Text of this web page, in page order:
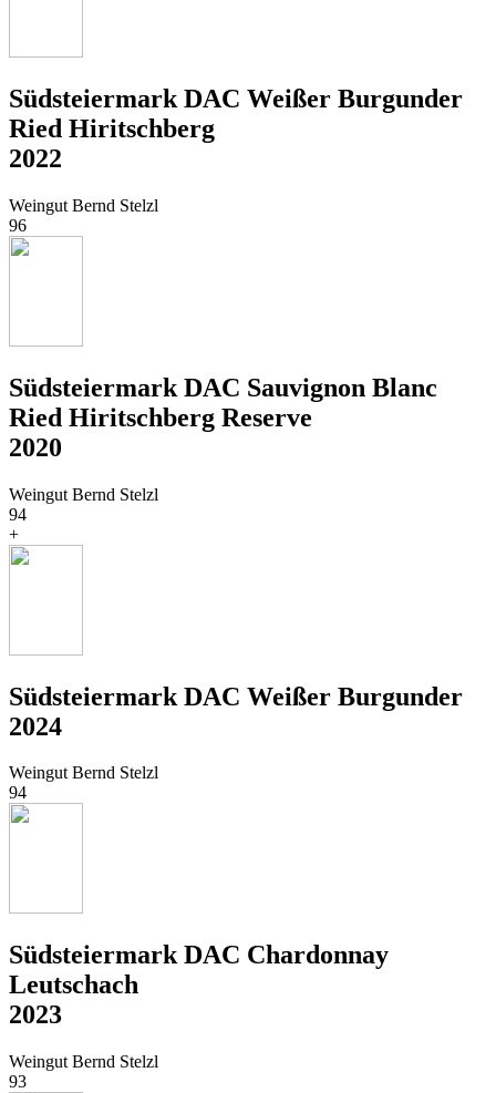
Südsteiermark DAC Weißer Burgunder
Ried Hiritschberg
2022
Weingut Bernd Stelzl
96
Südsteiermark DAC Sauvignon Blanc
Ried Hiritschberg Reserve
2020
Weingut Bernd Stelzl
94
+
Südsteiermark DAC Weißer Burgunder
2024
Weingut Bernd Stelzl
94
Südsteiermark DAC Chardonnay
Leutschach
2023
Weingut Bernd Stelzl
93